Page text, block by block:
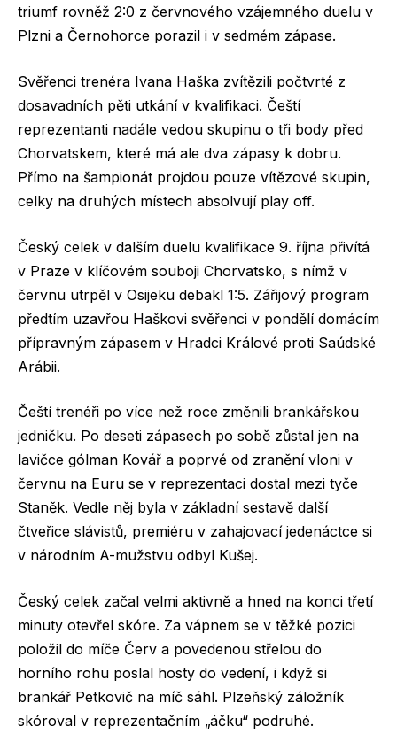
triumf rovněž 2:0 z červnového vzájemného duelu v
Plzni a Černohorce porazil i v sedmém zápase.
Svěřenci trenéra Ivana Haška zvítězili počtvrté z
dosavadních pěti utkání v kvalifikaci. Čeští
reprezentanti nadále vedou skupinu o tři body před
Chorvatskem, které má ale dva zápasy k dobru.
Přímo na šampionát projdou pouze vítězové skupin,
celky na druhých místech absolvují play off.
Český celek v dalším duelu kvalifikace 9. října přivítá
v Praze v klíčovém souboji Chorvatsko, s nímž v
červnu utrpěl v Osijeku debakl 1:5. Zářijový program
předtím uzavřou Haškovi svěřenci v pondělí domácím
přípravným zápasem v Hradci Králové proti Saúdské
Arábii.
Čeští trenéři po více než roce změnili brankářskou
jedničku. Po deseti zápasech po sobě zůstal jen na
lavičce gólman Kovář a poprvé od zranění vloni v
červnu na Euru se v reprezentaci dostal mezi tyče
Staněk. Vedle něj byla v základní sestavě další
čtveřice slávistů, premiéru v zahajovací jedenáctce si
v národním A-mužstvu odbyl Kušej.
Český celek začal velmi aktivně a hned na konci třetí
minuty otevřel skóre. Za vápnem se v těžké pozici
položil do míče Červ a povedenou střelou do
horního rohu poslal hosty do vedení, i když si
brankář Petkovič na míč sáhl. Plzeňský záložník
skóroval v reprezentačním „áčku“ podruhé.